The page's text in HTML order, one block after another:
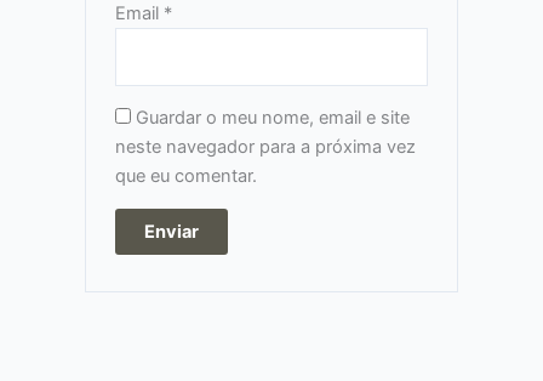
Email *
Guardar o meu nome, email e site
neste navegador para a próxima vez
que eu comentar.